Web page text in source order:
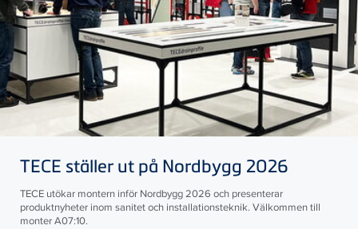
TECE ställer ut på Nordbygg 2026
TECE utökar montern inför Nordbygg 2026 och presenterar
produktnyheter inom sanitet och installationsteknik. Välkommen till
monter A07:10.